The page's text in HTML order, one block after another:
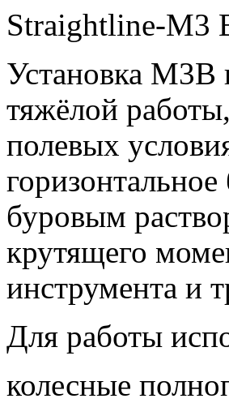
Straightline-M3
Установка M3B
тяжёлой
полевых
буровым
крутящего
инструмента и
Для работы
колесные